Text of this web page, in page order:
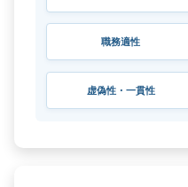
職務適性
虚偽性・一貫性